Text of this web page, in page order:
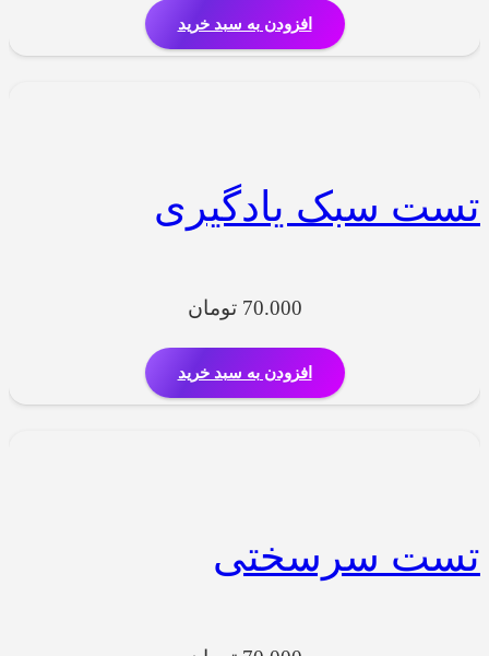
افزودن به سبد خرید
تست سبک یادگیری
70.000 تومان
افزودن به سبد خرید
تست سرسختی